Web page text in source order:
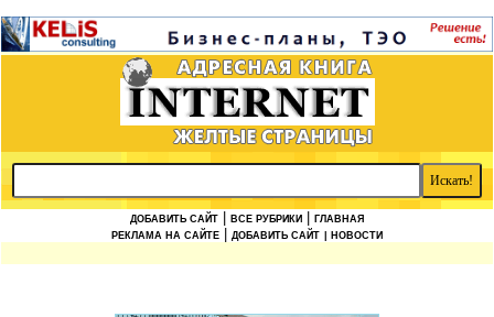
ДОБАВИТЬ САЙТ ВСЕ РУБРИКИ
ГЛАВНАЯ
РЕКЛАМА НА САЙТЕ
ДОБАВИТЬ САЙТ | НОВОСТИ